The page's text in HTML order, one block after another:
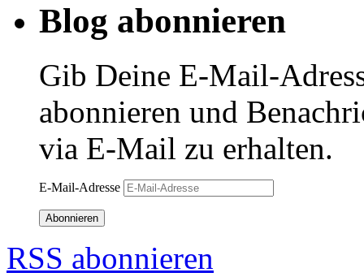
Blog abonnieren
Gib Deine E-Mail-
abonnieren und
via E-Mail zu erhalten.
E-Mail-Adresse
Abonnieren
RSS abonnieren